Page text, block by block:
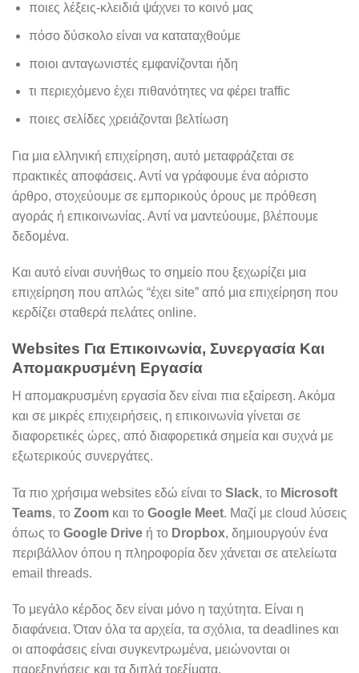
ποιες λέξεις-κλειδιά ψάχνει το κοινό μας
πόσο δύσκολο είναι να καταταχθούμε
ποιοι ανταγωνιστές εμφανίζονται ήδη
τι περιεχόμενο έχει πιθανότητες να φέρει traffic
ποιες σελίδες χρειάζονται βελτίωση
Για μια ελληνική επιχείρηση, αυτό μεταφράζεται σε
πρακτικές αποφάσεις. Αντί να γράφουμε ένα αόριστο
άρθρο, στοχεύουμε σε εμπορικούς όρους με πρόθεση
αγοράς ή επικοινωνίας. Αντί να μαντεύουμε, βλέπουμε
δεδομένα.
Και αυτό είναι συνήθως το σημείο που ξεχωρίζει μια
επιχείρηση που απλώς “έχει site” από μια επιχείρηση που
κερδίζει σταθερά πελάτες online.
Websites Για Επικοινωνία, Συνεργασία Και
Απομακρυσμένη Εργασία
Η απομακρυσμένη εργασία δεν είναι πια εξαίρεση. Ακόμα
και σε μικρές επιχειρήσεις, η επικοινωνία γίνεται σε
διαφορετικές ώρες, από διαφορετικά σημεία και συχνά με
εξωτερικούς συνεργάτες.
Τα πιο χρήσιμα websites εδώ είναι το Slack, το Microsoft
Teams, το Zoom και το Google Meet. Μαζί με cloud λύσεις
όπως το Google Drive ή το Dropbox, δημιουργούν ένα
περιβάλλον όπου η πληροφορία δεν χάνεται σε ατελείωτα
email threads.
Το μεγάλο κέρδος δεν είναι μόνο η ταχύτητα. Είναι η
διαφάνεια. Όταν όλα τα αρχεία, τα σχόλια, τα deadlines και
οι αποφάσεις είναι συγκεντρωμένα, μειώνονται οι
παρεξηγήσεις και τα διπλά τρεξίματα.